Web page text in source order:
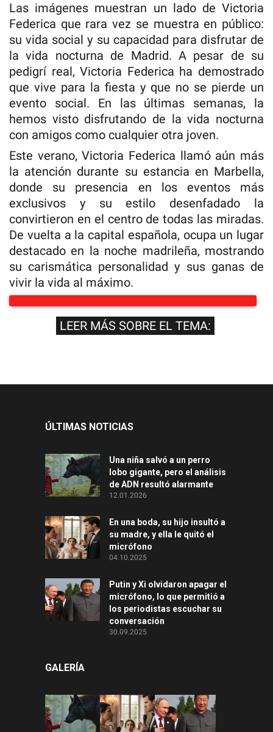
Las imágenes muestran un lado de Victoria
Federica que rara vez se muestra en público:
su vida social y su capacidad para disfrutar de
la vida nocturna de Madrid. A pesar de su
pedigrí real, Victoria Federica ha demostrado
que vive para la fiesta y que no se pierde un
evento social. En las últimas semanas, la
hemos visto disfrutando de la vida nocturna
con amigos como cualquier otra joven.
Este verano, Victoria Federica llamó aún más
la atención durante su estancia en Marbella,
donde su presencia en los eventos más
exclusivos y su estilo desenfadado la
convirtieron en el centro de todas las miradas.
De vuelta a la capital española, ocupa un lugar
destacado en la noche madrileña, mostrando
su carismática personalidad y sus ganas de
vivir la vida al máximo.
LEER MÁS SOBRE EL TEMA:
ÚLTIMAS NOTICIAS
Una niña salvó a un perro
lobo gigante, pero el análisis
de ADN resultó alarmante
12.01.2026
En una boda, su hijo insultó a
su madre, y ella le quitó el
micrófono
04.10.2025
Putin y Xi olvidaron apagar el
micrófono, lo que permitió a
los periodistas escuchar su
conversación
30.09.2025
GALERÍA